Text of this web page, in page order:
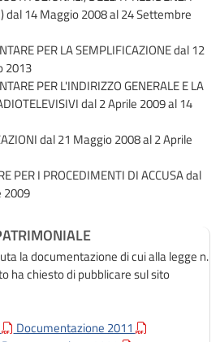
dal 14 Maggio 2008 al 24 Settembre
PER LA SEMPLIFICAZIONEdal 12
2013
PER L'INDIRIZZO GENERALE E LA
dal 2 Aprile 2009 al 14
dal 21 Maggio 2008 al 2 Aprile
PER I PROCEDIMENTI DI ACCUSAdal
2009
la documentazione di cui alla legge n.
ha chiesto di pubblicare sul sito
Documentazione 2011